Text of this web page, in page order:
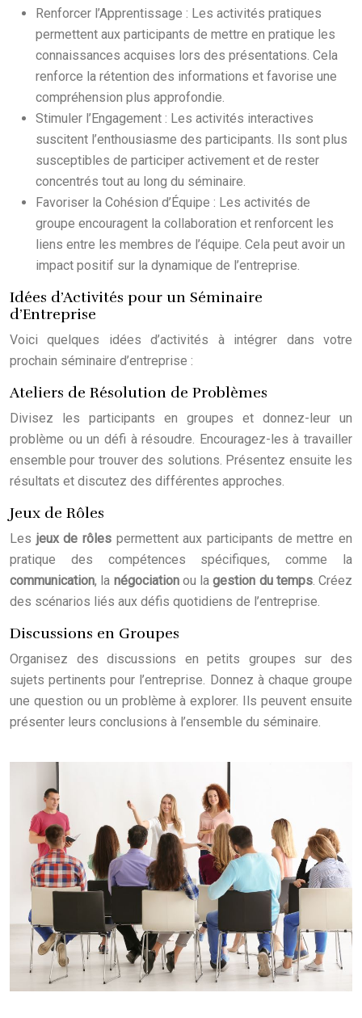
Renforcer l’Apprentissage : Les activités pratiques
permettent aux participants de mettre en pratique les
connaissances acquises lors des présentations. Cela
renforce la rétention des informations et favorise une
compréhension plus approfondie.
Stimuler l’Engagement : Les activités interactives
suscitent l’enthousiasme des participants. Ils sont plus
susceptibles de participer activement et de rester
concentrés tout au long du séminaire.
Favoriser la Cohésion d’Équipe : Les activités de
groupe encouragent la collaboration et renforcent les
liens entre les membres de l’équipe. Cela peut avoir un
impact positif sur la dynamique de l’entreprise.
Idées d’Activités pour un Séminaire
d’Entreprise
Voici quelques idées d’activités à intégrer dans votre
prochain séminaire d’entreprise :
Ateliers de Résolution de Problèmes
Divisez les participants en groupes et donnez-leur un
problème ou un défi à résoudre. Encouragez-les à travailler
ensemble pour trouver des solutions. Présentez ensuite les
résultats et discutez des différentes approches.
Jeux de Rôles
Les jeux de rôles permettent aux participants de mettre en
pratique des compétences spécifiques, comme la
communication, la négociationou lagestion du temps. Créez
des scénarios liés aux défis quotidiens de l’entreprise.
Discussions en Groupes
Organisez des discussions en petits groupes sur des
sujets pertinents pour l’entreprise. Donnez à chaque groupe
une question ou un problème à explorer. Ils peuvent ensuite
présenter leurs conclusions à l’ensemble du séminaire.